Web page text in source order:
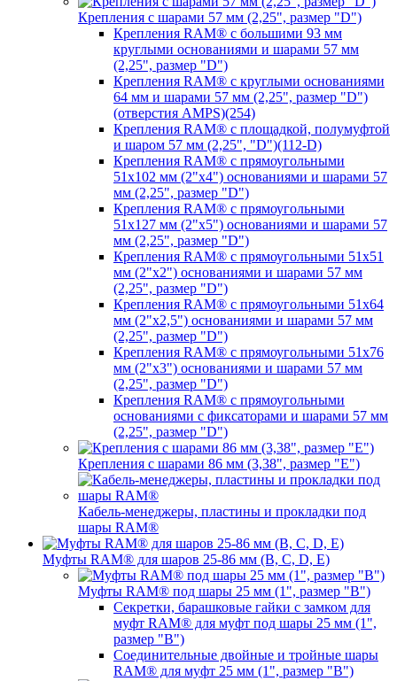
Крепления с шарами 57 мм (2,25", размер "D")
Крепления RAM® с большими 93 мм
круглыми основаниями и шарами 57 мм
(2,25", размер "D")
Крепления RAM® с круглыми основаниями
64 мм и шарами 57 мм (2,25", размер "D")
(отверстия AMPS)(254)
Крепления RAM® с площадкой, полумуфтой
и шаром 57 мм (2,25", "D")(112-D)
Крепления RAM® с прямоугольными
51х102 мм (2"х4") основаниями и шарами 57
мм (2,25", размер "D")
Крепления RAM® с прямоугольными
51х127 мм (2"х5") основаниями и шарами 57
мм (2,25", размер "D")
Крепления RAM® с прямоугольными 51х51
мм (2"х2") основаниями и шарами 57 мм
(2,25", размер "D")
Крепления RAM® с прямоугольными 51х64
мм (2"х2,5") основаниями и шарами 57 мм
(2,25", размер "D")
Крепления RAM® с прямоугольными 51х76
мм (2"х3") основаниями и шарами 57 мм
(2,25", размер "D")
Крепления RAM® с прямоугольными
основаниями с фиксаторами и шарами 57 мм
(2,25", размер "D")
Крепления с шарами 86 мм (3,38", размер "E")
Кабель-менеджеры, пластины и прокладки под
шары RAM®
Муфты RAM® для шаров 25-86 мм (B, C, D, E)
Муфты RAM® под шары 25 мм (1", размер "B")
Секретки, барашковые гайки с замком для
муфт RAM® для муфт под шары 25 мм (1",
размер "B")
Соединительные двойные и тройные шары
RAM® для муфт 25 мм (1", размер "B")